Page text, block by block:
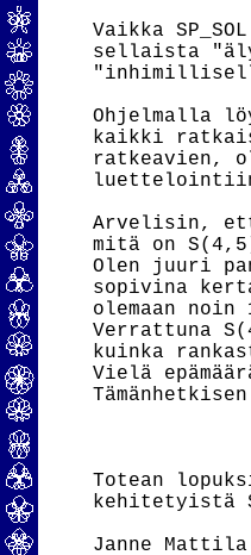
Vaikka
sellaista
Ohjelmalla
kaikki
ratkeavien,
luettelointiin
Arvelisin,
mitä on
Olen juuri
sopivina
olemaan noin
Verrattuna
kuinka
Vielä
Totean
kehitetyistä